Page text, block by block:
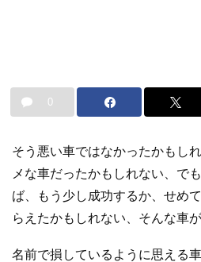
0
そう悪い車ではなかったかもし
メな車だったかもしれない、で
ば、もう少し成功するか、せめ
らえたかもしれない、そんな車
名前で損しているように思える